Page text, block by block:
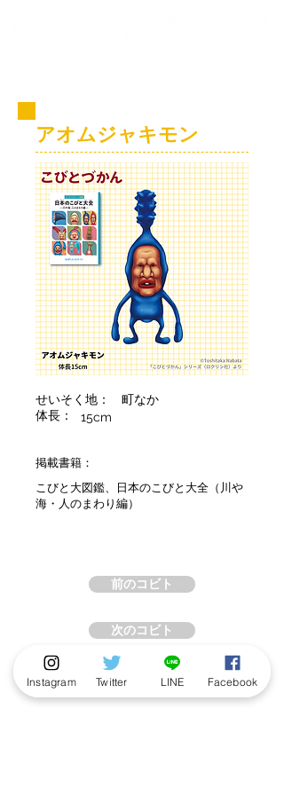
アオムジャキモン
せいそく地：
町なか
体長：
15cm
掲載書籍：
こびと大図鑑、日本のこびと大全（川や
海・人のまわり編）
前のコビト
次のコビト
Instagram Twitter LINE Facebook